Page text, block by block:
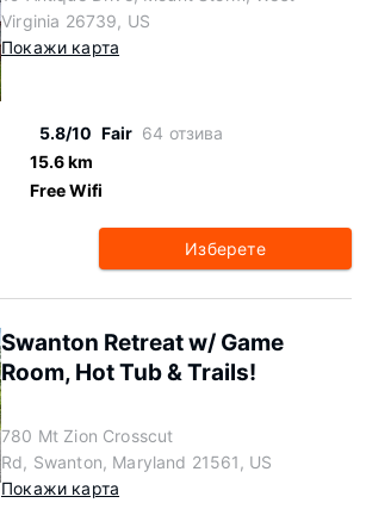
Virginia 26739, US
Покажи карта
5.8/10 Fair 64 отзива
15.6 km
Free Wifi
Изберете
Swanton Retreat w/ Game
Room, Hot Tub & Trails!
780 Mt Zion Crosscut
Rd, Swanton, Maryland 21561, US
Покажи карта